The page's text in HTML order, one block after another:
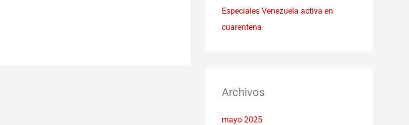
Especiales Venezuela activa en
cuarentena
Archivos
mayo 2025